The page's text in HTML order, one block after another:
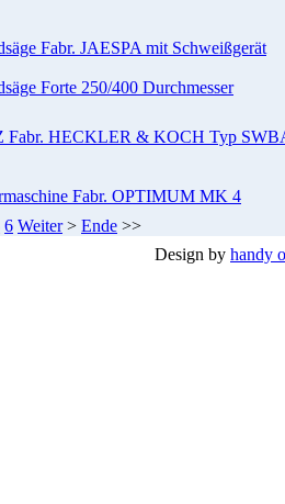
Fabr. JAESPA mit Schweißgerät
Forte 250/400 Durchmesser
Fabr. HECKLER & KOCH Typ
Fabr. OPTIMUM MK 4
6 Weiter> Ende >>
Design by handy